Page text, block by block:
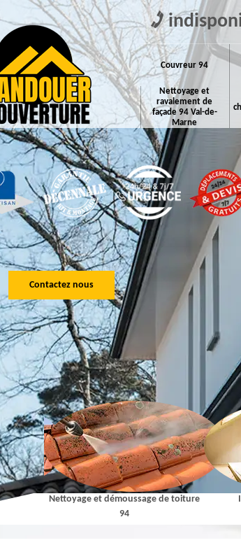
Couvreur 94
Nettoyage et
ravalement de
façade 94 Val-de-
Marne
Contactez nous
Nettoyage et démoussage de toiture
94